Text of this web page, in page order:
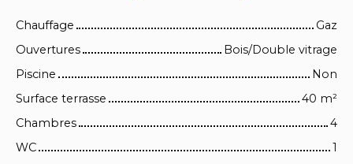
Chauffage
Gaz
Ouvertures
Bois/Double vitrage
Piscine
Non
Surface terrasse
40 m²
Chambres
4
WC
1